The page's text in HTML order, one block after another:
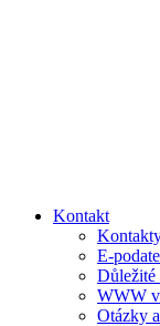
Kontakt
E-
Důležité
WWW
Otázky